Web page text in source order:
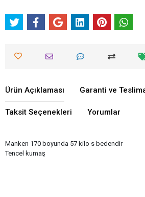
Ürün Açıklaması Garanti ve
Taksit Seçenekleri Yorumlar
Manken 170 boyunda 57 kilo s bedendir
Tencel kumaş